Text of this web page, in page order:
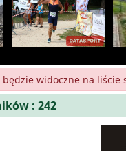
będzie widoczne na
: 242